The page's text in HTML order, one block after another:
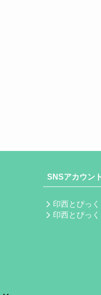
SNSアカウント
印西とぴっく
印西とぴっ